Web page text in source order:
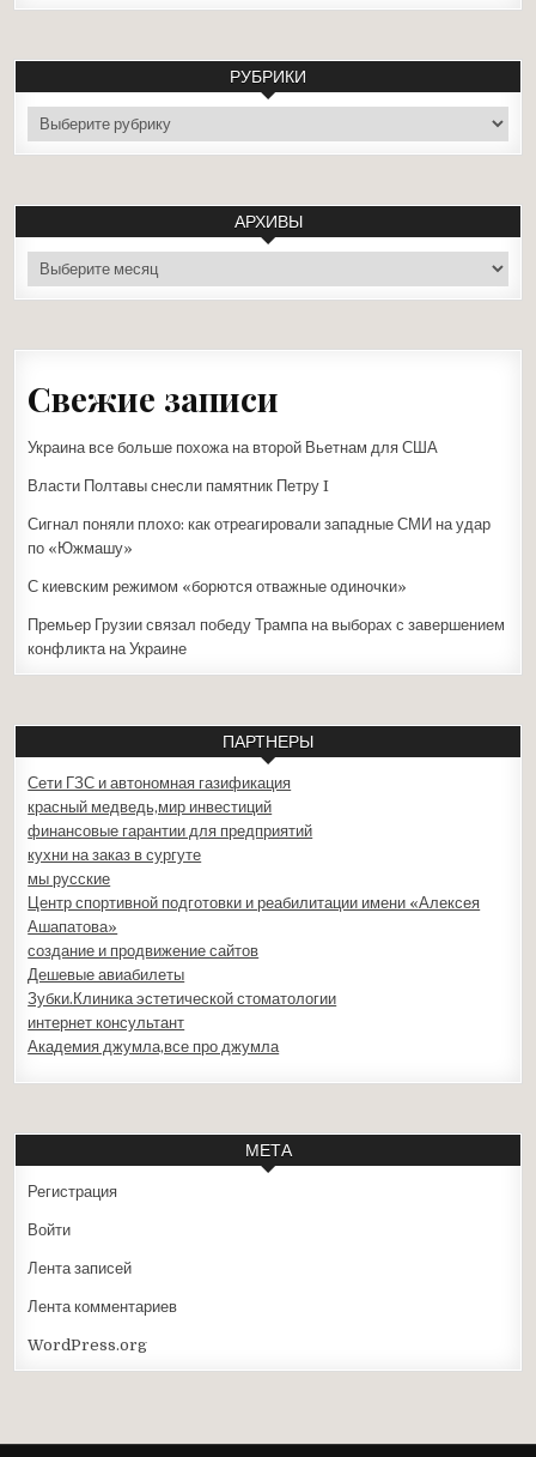
РУБРИКИ
рубрики
АРХИВЫ
архивы
Свежие записи
Украина все больше похожа на второй Вьетнам для США
Власти Полтавы снесли памятник Петру I
Сигнал поняли плохо: как отреагировали западные СМИ на удар
по «Южмашу»
С киевским режимом «борются отважные одиночки»
Премьер Грузии связал победу Трампа на выборах с завершением
конфликта на Украине
ПАРТНЕРЫ
Сети ГЗС и автономная газификация
красный медведь,мир инвестиций
финансовые гарантии для предприятий
кухни на заказ в сургуте
мы русские
Центр спортивной подготовки и реабилитации имени «Алексея
Ашапатова»
создание и продвижение сайтов
Дешевые авиабилеты
Зубки.Клиника эстетической стоматологии
интернет консультант
Академия джумла,все про джумла
МЕТА
Регистрация
Войти
Лента записей
Лента комментариев
WordPress.org